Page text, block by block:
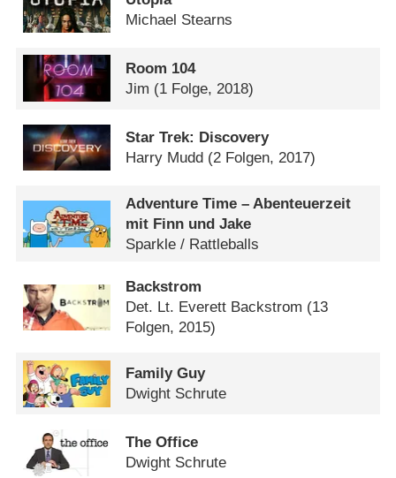
Michael Stearns
Room 104
Jim (1 Folge, 2018)
Star Trek: Discovery
Harry Mudd (2 Folgen, 2017)
Adventure Time – Abenteuerzeit
mit Finn und Jake
Sparkle /​ Rattleballs
Backstrom
Det. Lt. Everett Backstrom (13
Folgen, 2015)
Family Guy
Dwight Schrute
The Office
Dwight Schrute